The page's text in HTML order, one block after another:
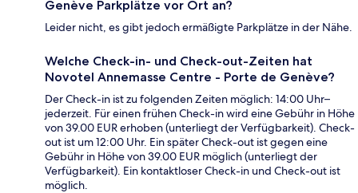
Genève Parkplätze vor Ort an?
Leider nicht, es gibt jedoch ermäßigte Parkplätze in der Nähe.
Welche Check-in- und Check-out-Zeiten hat
Novotel Annemasse Centre - Porte de Genève?
Der Check-in ist zu folgenden Zeiten möglich: 14:00 Uhr–
jederzeit. Für einen frühen Check-in wird eine Gebühr in Höhe
von 39.00 EUR erhoben (unterliegt der Verfügbarkeit). Check-
out ist um 12:00 Uhr. Ein später Check-out ist gegen eine
Gebühr in Höhe von 39.00 EUR möglich (unterliegt der
Verfügbarkeit). Ein kontaktloser Check-in und Check-out ist
möglich.